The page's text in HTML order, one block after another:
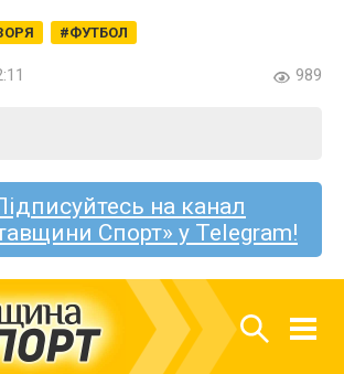
ФУТБОЛ
989
на канал
Спорт» у Telegram!